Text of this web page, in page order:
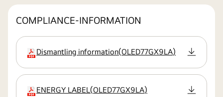
COMPLIANCE-INFORMATION
Erweiterung
Dismantling information(OLED77GX9LA)
Erweiterung
ENERGY LABEL(OLED77GX9LA)